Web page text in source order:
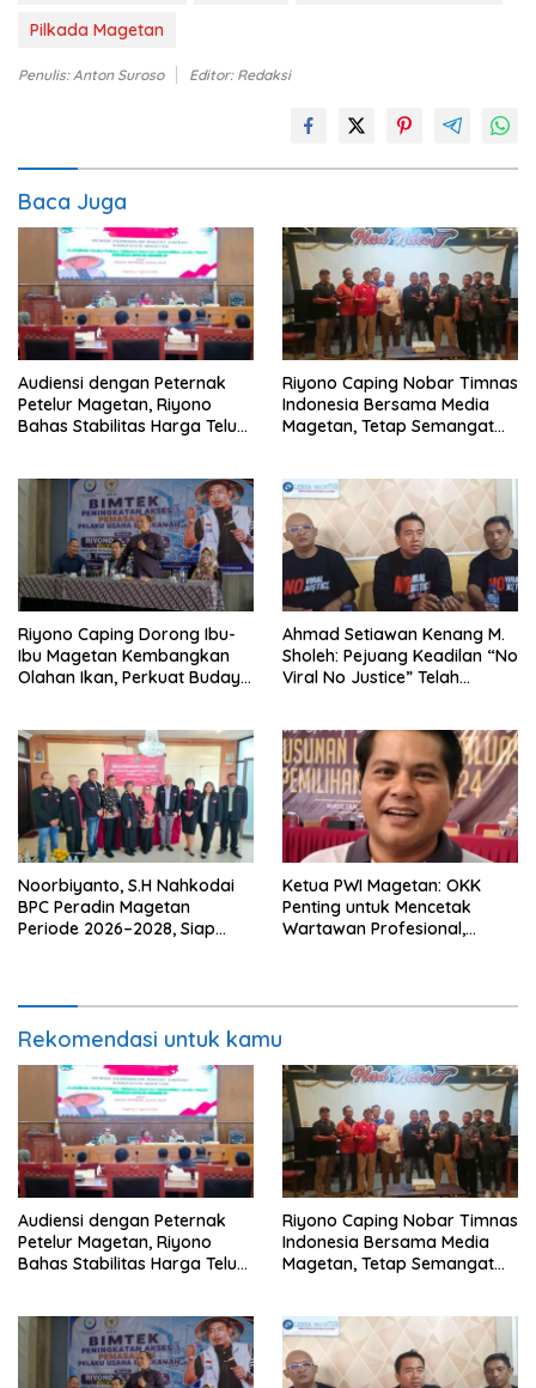
Pilkada Magetan
Penulis: Anton Suroso Editor: Redaksi
Baca Juga
Audiensi dengan Peternak
Petelur Magetan, Riyono
Bahas Stabilitas Harga Telur
Riyono Caping Nobar Timnas
Indonesia Bersama Media
Magetan, Tetap Semangat
Riyono Caping Dorong Ibu-
Ibu Magetan Kembangkan
Olahan Ikan, Perkuat Budaya
Ahmad Setiawan Kenang M.
Sholeh: Pejuang Keadilan “No
Viral No Justice” Telah
Noorbiyanto, S.H Nahkodai
BPC Peradin Magetan
Periode 2026–2028, Siap
Ketua PWI Magetan: OKK
Penting untuk Mencetak
Wartawan Profesional,
Rekomendasi untuk kamu
Audiensi dengan Peternak
Petelur Magetan, Riyono
Bahas Stabilitas Harga Telur
Riyono Caping Nobar Timnas
Indonesia Bersama Media
Magetan, Tetap Semangat